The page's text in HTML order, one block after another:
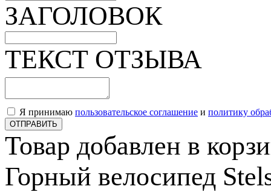
ЗАГОЛОВОК
ТЕКСТ ОТЗЫВА
Я принимаю пользовательское соглашение и политику
ОТПРАВИТЬ
Товар добавлен в
Горный велосипед